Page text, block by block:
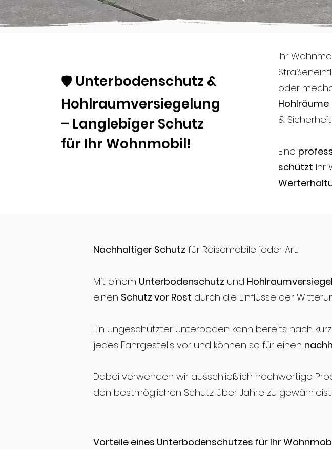
🛡️ Unterbodenschutz &
Hohlraumversiegelung
– Langlebiger Schutz
für Ihr Wohnmobil!
Ihr
oder
Hohlräume
&
Eine
schützt Ihr
Nachhaltiger Schutz für Reisemobile jeder Art.
Mit einem Unterbodenschutz und
einen Schutz vor Rost durch die Einflüsse der
Ein ungeschützter Unterboden kann bereits nach
jedes Fahrgestells vor und können so für einen
Dabei verwenden wir ausschließlich hochwertige
den bestmöglichen Schutz über Jahre zu
Vorteile eines Unterbodenschutzes für Ihr